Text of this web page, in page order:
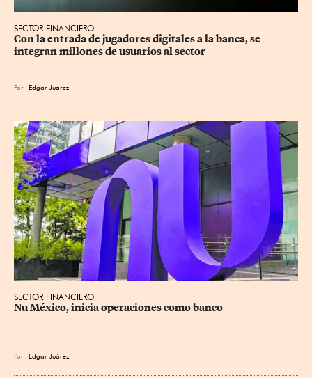
SECTOR FINANCIERO
Con la entrada de jugadores digitales a la banca, se
integran millones de usuarios al sector
Por Edgar Juárez
SECTOR FINANCIERO
Nu México, inicia operaciones como banco
Por Edgar Juárez